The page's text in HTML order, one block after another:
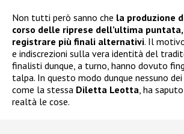
Non tutti però sanno che la produzione
corso delle riprese dell’ultima
registrare più finali alternativi. Il
e indiscrezioni sulla vera identità del
finalisti dunque, a turno, hanno dovuto
talpa. In questo modo dunque nessuno
come la stessa Diletta Leotta , ha
realtà le cose.